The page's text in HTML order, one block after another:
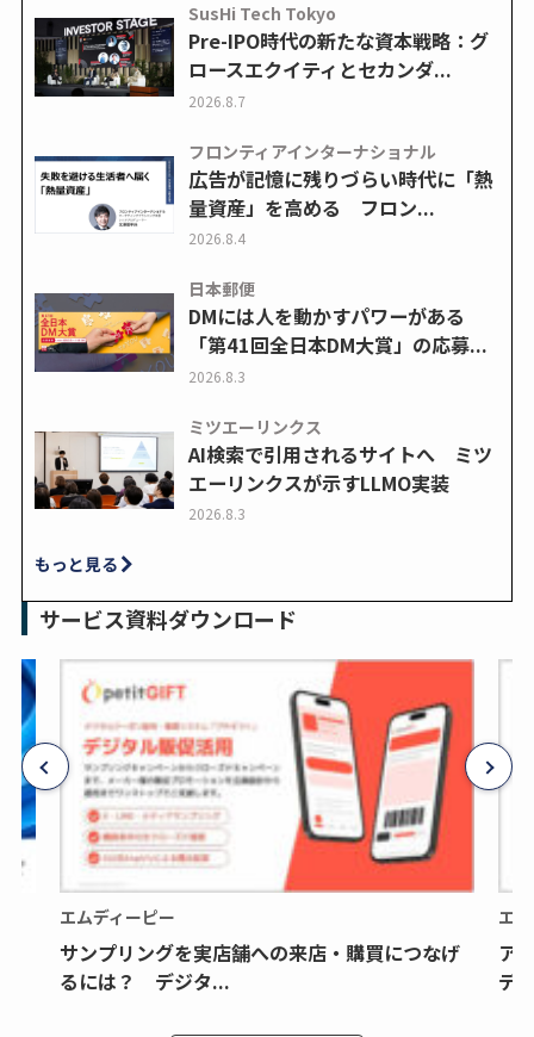
SusHi Tech Tokyo
Pre-IPO時代の新たな資本戦略：グ
ロースエクイティとセカンダ...
2026.8.7
フロンティアインターナショナル
広告が記憶に残りづらい時代に「熱
量資産」を高める フロン...
2026.8.4
日本郵便
DMには人を動かすパワーがある
「第41回全日本DM大賞」の応募...
2026.8.3
ミツエーリンクス
AI検索で引用されるサイトへ ミツ
エーリンクスが示すLLMO実装
2026.8.3
もっと見る
サービス資料ダウンロード
エムディーピー
サンプリングを実店舗への来店・購買につなげ
るには？ デジタ...
エ
ア
デ